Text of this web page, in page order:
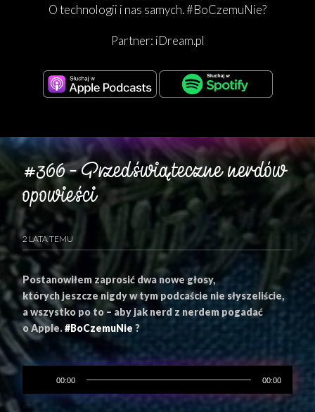
O technologii i nas samych. #BoCzemuNie?
Partner: iDream.pl
#366 – Przedświąteczne nerdów
opowieści
2 LATA TEMU
Postanowiłem zaprosić dwa nowe głosy,
których jeszcze nigdy w tym podcaście nie słyszeliście,
a wszystko po to – aby jak nerd z nerdem pogadać
o Apple.#BoCzemuNie ?
00:00 00:00